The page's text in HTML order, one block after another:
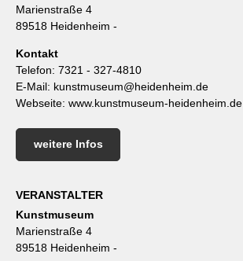
Marienstraße 4
89518 Heidenheim -
Kontakt
Telefon: 7321 - 327-4810
E-Mail: kunstmuseum@heidenheim.de
Webseite: www.kunstmuseum-heidenheim.de
VERANSTALTER
Kunstmuseum
Marienstraße 4
89518 Heidenheim -
weitere Infos